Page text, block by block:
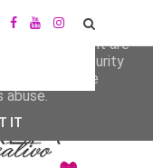
deliver its services
and user-agent are
and security
usage
abuse.
IT